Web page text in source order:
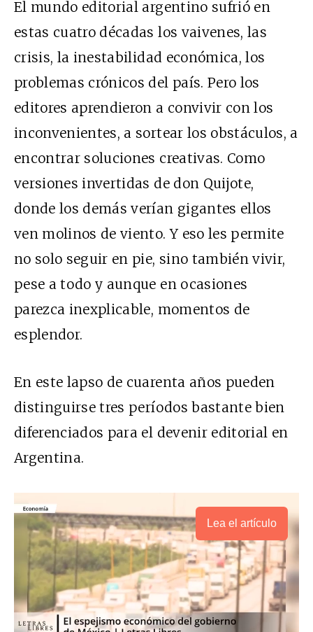
El mundo editorial argentino sufrió en
estas cuatro décadas los vaivenes, las
crisis, la inestabilidad económica, los
problemas crónicos del país. Pero los
editores aprendieron a convivir con los
inconvenientes, a sortear los obstáculos, a
encontrar soluciones creativas. Como
versiones invertidas de don Quijote,
donde los demás verían gigantes ellos
ven molinos de viento. Y eso les permite
no solo seguir en pie, sino también vivir,
pese a todo y aunque en ocasiones
parezca inexplicable, momentos de
esplendor.
En este lapso de cuarenta años pueden
distinguirse tres períodos bastante bien
diferenciados para el devenir editorial en
Argentina.
Lea el artículo